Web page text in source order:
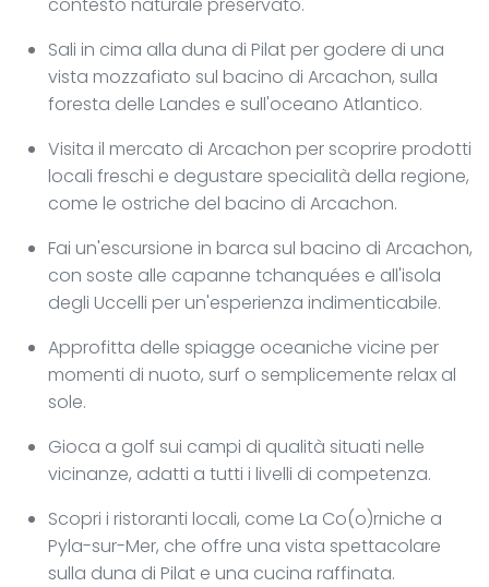
Sali in cima alla duna di Pilat per godere di una
vista mozzafiato sul bacino di Arcachon, sulla
foresta delle Landes e sull'oceano Atlantico.
Visita il mercato di Arcachon per scoprire prodotti
locali freschi e degustare specialità della regione,
come le ostriche del bacino di Arcachon.
Fai un'escursione in barca sul bacino di Arcachon,
con soste alle capanne tchanquées e all'isola
degli Uccelli per un'esperienza indimenticabile.
Approfitta delle spiagge oceaniche vicine per
momenti di nuoto, surf o semplicemente relax al
sole.
Gioca a golf sui campi di qualità situati nelle
vicinanze, adatti a tutti i livelli di competenza.
Scopri i ristoranti locali, come La Co(o)rniche a
Pyla-sur-Mer, che offre una vista spettacolare
sulla duna di Pilat e una cucina raffinata.